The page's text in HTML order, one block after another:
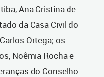
Ana Cristina de
da Casa Civil do
Ortega; os
Noêmia Rocha e
do Conselho